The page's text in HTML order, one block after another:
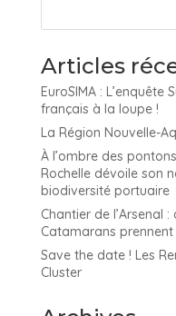
Articles
EuroSIMA : L’enquête
français à la loupe !
La Région Nouvelle-
À l’ombre des
Rochelle dévoile son
biodiversité portuaire
Chantier de l’Arsenal :
Catamarans
Save the date ! Les
Cluster